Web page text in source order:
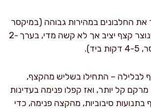
את החלבונים במהירות גבוהה (במיקסר
או ביד – עד שנוצר קצף יציב אך לא קשה מדי, בערך 2-
לבלילה – התחילו בשליש מהקצף,
קל יותר, ואז קפלו פנימה בעדינות
סיבוביות, מהקצה פנימה, כדי